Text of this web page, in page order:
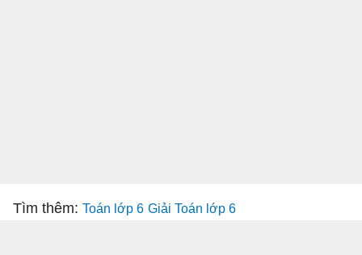
Tìm thêm: Toán lớp 6 Giải Toán lớp 6